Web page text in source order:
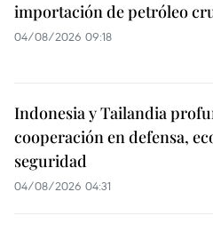
importación de petróleo
04/08/2026 09:18
Indonesia y Tailandia
cooperación en defensa,
seguridad
04/08/2026 04:31